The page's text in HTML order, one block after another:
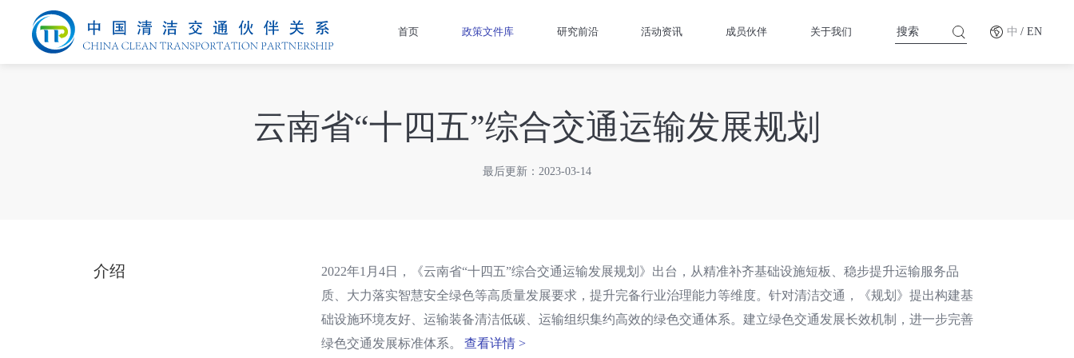
首页 政策文件库 研究前沿 活动资讯 成员伙伴 关于我们 中 / EN
云南省“十四五”综合交通运输发展规划
最后更新：2023-03-14
介绍
2022年1月4日，《云南省“十四五”综合交通运输发展规划》出台，从精准补齐基础设施短板、稳步提升运输服务品
质、大力落实智慧安全绿色等高质量发展要求，提升完备行业治理能力等维度。针对清洁交通，《规划》提出构建基
础设施环境友好、运输装备清洁低碳、运输组织集约高效的绿色交通体系。建立绿色交通发展长效机制，进一步完善
绿色交通发展标准体系。
查看详情 >